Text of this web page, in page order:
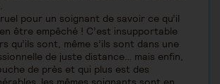
pour un soignant de savoir ce qu’il
être empêché ! C’est insupportable
qu’ils sont, même s’ils sont dans une
de juste distance… mais enfin,
de près et qui plus est des